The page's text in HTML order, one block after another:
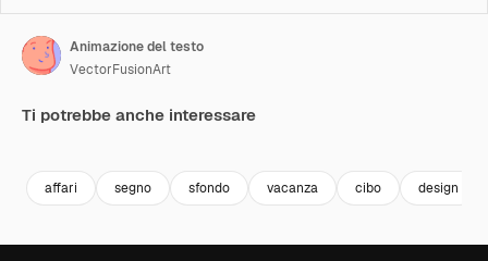
Animazione del testo
VectorFusionArt
Ti potrebbe anche interessare
affari segno sfondo vacanza cibo design